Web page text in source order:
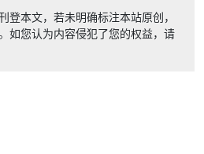
登本文，若未明确标注本站原创，
如您认为内容侵犯了您的权益，请